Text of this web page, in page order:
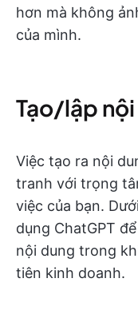
hơn mà không
của mình.
Tạo/lập
Việc tạo ra nội
tranh với trọng
việc của bạn.
dụng ChatGPT
nội dung trong
tiên kinh doanh.